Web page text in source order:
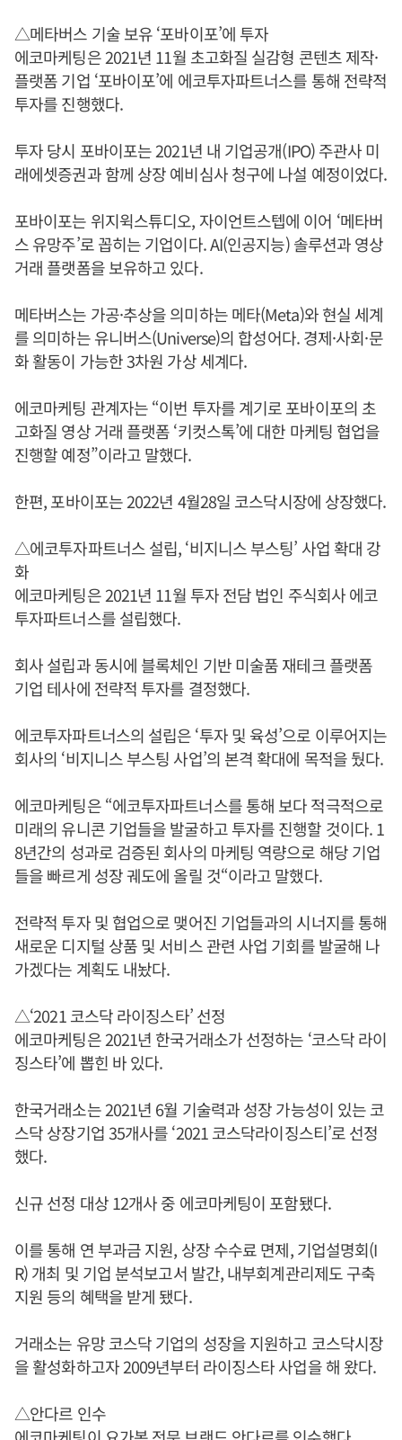
△메타버스 기술 보유 ‘포바이포’에 투자
에코마케팅은 2021년 11월 초고화질 실감형 콘텐츠 제작·
플랫폼 기업 ‘포바이포’에 에코투자파트너스를 통해 전략적
투자를 진행했다.
투자 당시 포바이포는 2021년 내 기업공개(IPO) 주관사 미
래에셋증권과 함께 상장 예비심사 청구에 나설 예정이었다.
포바이포는 위지윅스튜디오, 자이언트스텝에 이어 ‘메타버
스 유망주’로 꼽히는 기업이다. AI(인공지능) 솔루션과 영상
거래 플랫폼을 보유하고 있다.
메타버스는 가공·추상을 의미하는 메타(Meta)와 현실 세계
를 의미하는 유니버스(Universe)의 합성어다. 경제·사회·문
화 활동이 가능한 3차원 가상 세계다.
에코마케팅 관계자는 “이번 투자를 계기로 포바이포의 초
고화질 영상 거래 플랫폼 ‘키컷스톡’에 대한 마케팅 협업을
진행할 예정”이라고 말했다.
한편, 포바이포는 2022년 4월28일 코스닥시장에 상장했다.
△에코투자파트너스 설립, ‘비지니스 부스팅’ 사업 확대 강
화
에코마케팅은 2021년 11월 투자 전담 법인 주식회사 에코
투자파트너스를 설립했다.
회사 설립과 동시에 블록체인 기반 미술품 재테크 플랫폼
기업 테사에 전략적 투자를 결정했다.
에코투자파트너스의 설립은 ‘투자 및 육성’으로 이루어지는
회사의 ‘비지니스 부스팅 사업’의 본격 확대에 목적을 뒀다.
에코마케팅은 “에코투자파트너스를 통해 보다 적극적으로
미래의 유니콘 기업들을 발굴하고 투자를 진행할 것이다. 1
8년간의 성과로 검증된 회사의 마케팅 역량으로 해당 기업
들을 빠르게 성장 궤도에 올릴 것“이라고 말했다.
전략적 투자 및 협업으로 맺어진 기업들과의 시너지를 통해
새로운 디지털 상품 및 서비스 관련 사업 기회를 발굴해 나
가겠다는 계획도 내놨다.
△‘2021 코스닥 라이징스타’ 선정
에코마케팅은 2021년 한국거래소가 선정하는 ‘코스닥 라이
징스타’에 뽑힌 바 있다.
한국거래소는 2021년 6월 기술력과 성장 가능성이 있는 코
스닥 상장기업 35개사를 ‘2021 코스닥라이징스티’로 선정
했다.
신규 선정 대상 12개사 중 에코마케팅이 포함됐다.
이를 통해 연 부과금 지원, 상장 수수료 면제, 기업설명회(I
R) 개최 및 기업 분석보고서 발간, 내부회계관리제도 구축
지원 등의 혜택을 받게 됐다.
거래소는 유망 코스닥 기업의 성장을 지원하고 코스닥시장
을 활성화하고자 2009년부터 라이징스타 사업을 해 왔다.
△안다르 인수